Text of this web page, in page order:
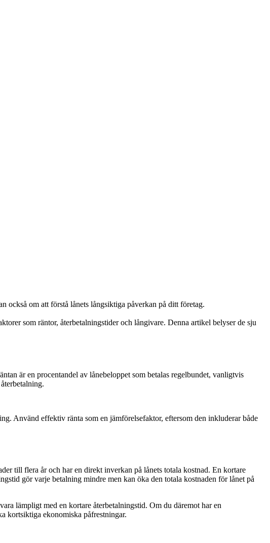
också om att förstå lånets långsiktiga påverkan på ditt företag.
som räntor, återbetalningstider och långivare. Denna artikel belyser de sju
är en procentandel av lånebeloppet som betalas regelbundet, vanligtvis
Använd effektiv ränta som en jämförelsefaktor, eftersom den inkluderar både
till flera år och har en direkt inverkan på lånets totala kostnad. En kortare
gör varje betalning mindre men kan öka den totala kostnaden för lånet på
lämpligt med en kortare återbetalningstid. Om du däremot har en
kortsiktiga ekonomiska påfrestningar.